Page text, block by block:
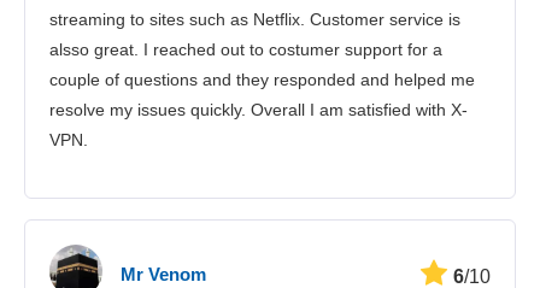
streaming to sites such as Netflix. Customer service is
alsso great. I reached out to costumer support for a
couple of questions and they responded and helped me
resolve my issues quickly. Overall I am satisfied with X-
VPN.
Mr Venom 6/10